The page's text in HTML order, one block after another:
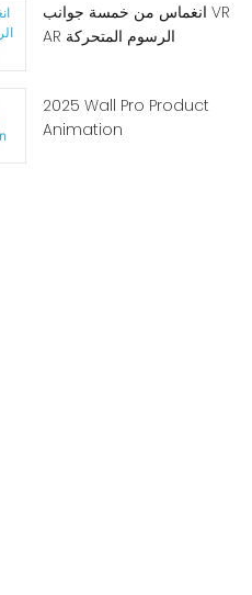
انغماس من خمسة جوانب VR
AR الرسوم المتحركة
2025 Wall Pro Product
Animation